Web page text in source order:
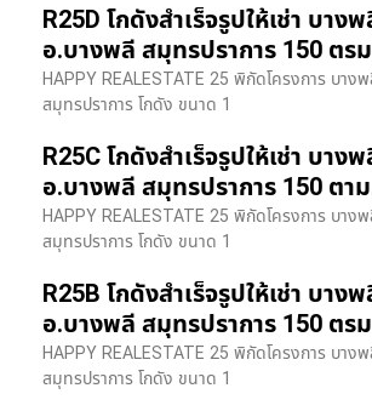
R25D โกดังสำเร็จรูปให้เช่า บาง
อ.บางพลี สมุทรปราการ 150 ตร
HAPPY REALESTATE 25 พิกัดโครงการ บาง
สมุทรปราการ โกดัง ขนาด 1
R25C โกดังสำเร็จรูปให้เช่า บาง
อ.บางพลี สมุทรปราการ 150 ตา
HAPPY REALESTATE 25 พิกัดโครงการ บาง
สมุทรปราการ โกดัง ขนาด 1
R25B โกดังสำเร็จรูปให้เช่า บาง
อ.บางพลี สมุทรปราการ 150 ตร
HAPPY REALESTATE 25 พิกัดโครงการ บาง
สมุทรปราการ โกดัง ขนาด 1